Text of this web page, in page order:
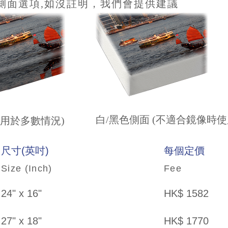
面選項,如沒註明，我們會提供建議
於多數情況) 白/黑色側面 (不適合鏡像時
尺寸(英吋)
Size (Inch)
每個定價
Fee
24" x 16" HK$ 1582
27" x 18" HK$ 1770